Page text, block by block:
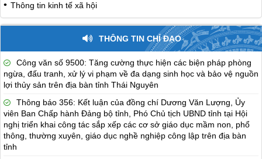
Thông tin kinh tế xã hội
THÔNG TIN CHỈ ĐẠO
Công văn số 9500: Tăng cường thực hiện các biện pháp phòng
ngừa, đấu tranh, xử lý vi phạm về đa dạng sinh học và bảo vệ nguồn
lợi thủy sản trên địa bàn tỉnh Thái Nguyên
Thông báo 356: Kết luận của đồng chí Dương Văn Lượng, Ủy
viên Ban Chấp hành Đảng bộ tỉnh, Phó Chủ tịch UBND tỉnh tại Hội
nghị triển khai công tác sắp xếp các cơ sở giáo dục mầm non, phổ
thông, thường xuyên, giáo dục nghề nghiệp công lập trên địa bàn
tỉnh